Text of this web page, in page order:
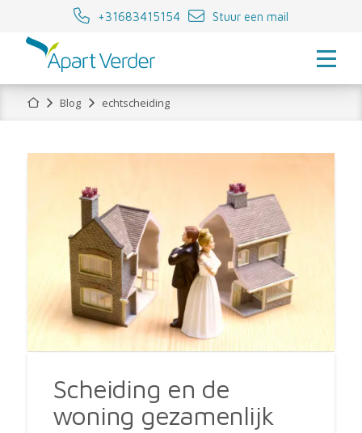
+31683415154 Stuur een mail
HomeBlog echtscheiding
Scheiding en de
woning gezamenlijk